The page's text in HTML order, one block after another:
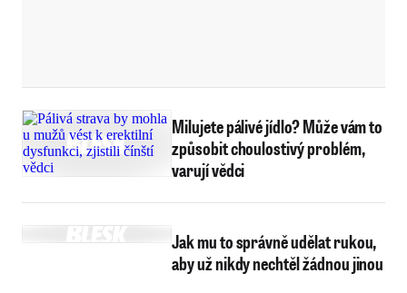
Milujete pálivé jídlo? Může vám to
způsobit choulostivý problém,
varují vědci
Jak mu to správně udělat rukou,
aby už nikdy nechtěl žádnou jinou